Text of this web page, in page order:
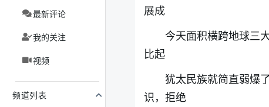
最新评论
我的关注
视频
频道列表
展成
今天面积横跨地球三
比起
犹太民族就简直弱爆
识，拒绝